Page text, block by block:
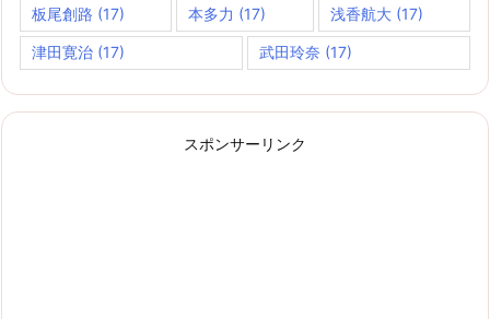
板尾創路 (17) 本多力 (17) 浅香航大(17)
津田寛治 (17) 武田玲奈 (17)
スポンサーリンク